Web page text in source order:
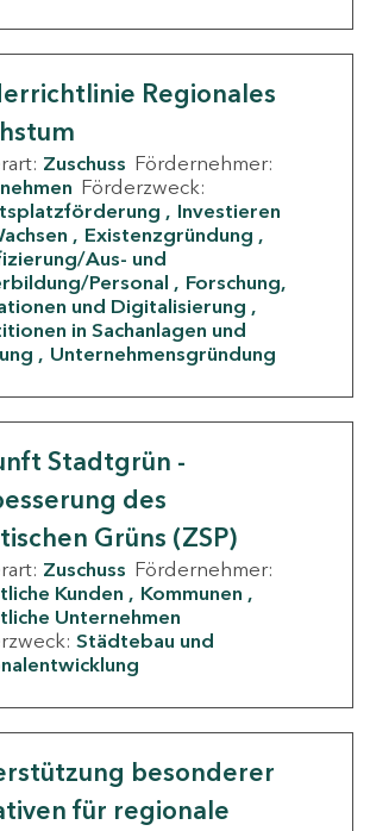
Regionales
Zuschuss Fördernehmer:
Förderzweck:
Investieren
Existenzgründung
Aus- und
Personal
Forschung,
und Digitalisierung
in Sachanlagen und
Unternehmensgründung
Stadtgrün -
des
Grüns (ZSP)
Zuschuss Fördernehmer:
Kunden
Kommunen
Unternehmen
Städtebau und
besonderer
für regionale